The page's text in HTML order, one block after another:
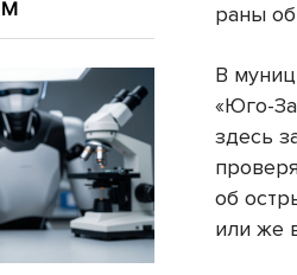
раны
В
«Юго-
здесь
об
или же